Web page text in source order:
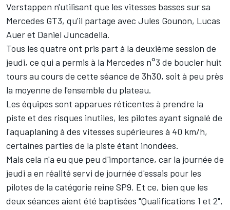
Verstappen n'utilisant que les vitesses basses sur sa
Mercedes GT3, qu'il partage avec Jules Gounon, Lucas
Auer et Daniel Juncadella.
Tous les quatre ont pris part à la deuxième session de
jeudi, ce qui a permis à la Mercedes n°3 de boucler huit
tours au cours de cette séance de 3h30, soit à peu près
la moyenne de l'ensemble du plateau.
Les équipes sont apparues réticentes à prendre la
piste et des risques inutiles, les pilotes ayant signalé de
l'aquaplaning à des vitesses supérieures à 40 km/h,
certaines parties de la piste étant inondées.
Mais cela n'a eu que peu d'importance, car la journée de
jeudi a en réalité servi de journée d'essais pour les
pilotes de la catégorie reine SP9. Et ce, bien que les
deux séances aient été baptisées "Qualifications 1 et 2",